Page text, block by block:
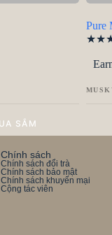
Pure
★★
Chính sách
Chính sách đổi trà
Chính sách bảo mật
Chính sách khuyến mại
Cộng tác viên